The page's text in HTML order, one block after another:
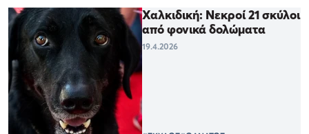
Χαλκιδική: Νεκροί 21 σκύλοι
από φονικά δολώματα
19.4.2026